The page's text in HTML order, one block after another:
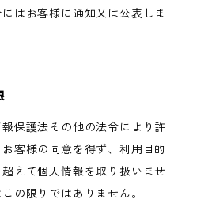
はお客様に通知又は公表しま
保護法その他の法令により許
客様の同意を得ず、利用目的
えて個人情報を取り扱いませ
の限りではありません。